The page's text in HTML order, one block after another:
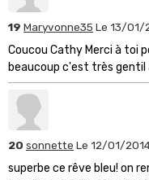
19 Maryvonne35 Le 13/01/
Coucou Cathy Merci à toi
beaucoup c'est très gentil
20 sonnette Le 12/01/
superbe ce rêve bleu! on